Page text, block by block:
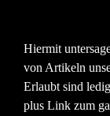
Hiermit
von Artikeln
Erlaubt sind
plus Link zum